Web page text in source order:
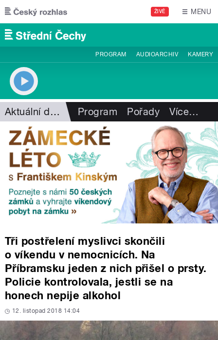
Přejít k hlavnímu obsahu
ŽIVĚ MENU
PROGRAM AUDIOARCHIV KAMERY
Aktuální dění Program Pořady Více…
Tři postřelení myslivci skončili
o víkendu v nemocnicích. Na
Příbramsku jeden z nich přišel o prsty.
Policie kontrolovala, jestli se na
honech nepije alkohol
12. listopad 2018 14:04